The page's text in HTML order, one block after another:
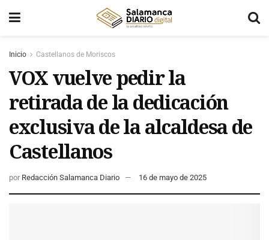
Inicio Castellanos de Moriscos
VOX vuelve pedir la
retirada de la dedicación
exclusiva de la alcaldesa de
Castellanos
por Redacción Salamanca Diario 16 de mayo de 2025